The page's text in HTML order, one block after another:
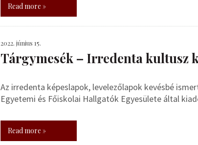
Read more »
2022. június 15.
Tárgymesék – Irredenta kultusz
Az irredenta képeslapok, levelezőlapok kevésbé
Egyetemi és Főiskolai Hallgatók Egyesülete által
Read more »